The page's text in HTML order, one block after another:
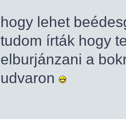
hogy lehet
tudom írták hogy
elburjánzani a
udvaron